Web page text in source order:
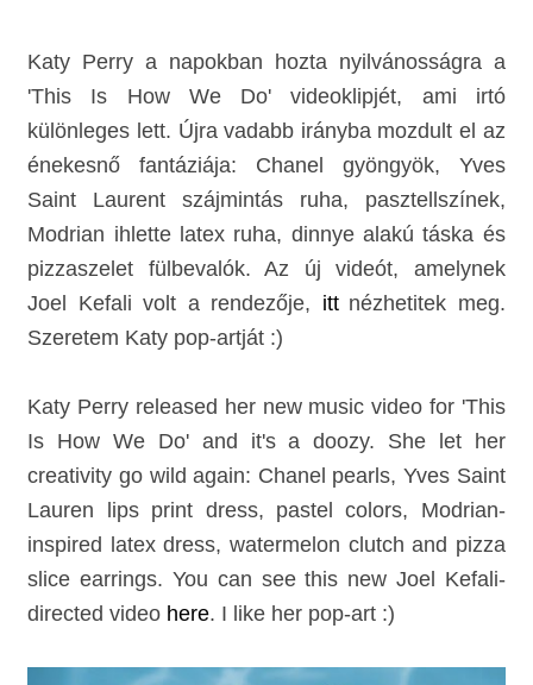
Katy Perry a napokban hozta nyilvánosságra a
'This Is How We Do' videoklipjét, ami irtó
különleges lett. Újra vadabb irányba mozdult el az
énekesnő fantáziája: Chanel gyöngyök, Yves
Saint Laurent szájmintás ruha, pasztellszínek,
Modrian ihlette latex ruha, dinnye alakú táska és
pizzaszelet fülbevalók. Az új videót, amelynek
Joel Kefali volt a rendezője, itt nézhetitek meg.
Szeretem Katy pop-artját :)
Katy Perry released her new music video for 'This
Is How We Do' and it's a doozy. She let her
creativity go wild again: Chanel pearls, Yves Saint
Lauren lips print dress, pastel colors, Modrian-
inspired latex dress, watermelon clutch and pizza
slice earrings. You can see this new Joel Kefali-
directed video here. I like her pop-art :)